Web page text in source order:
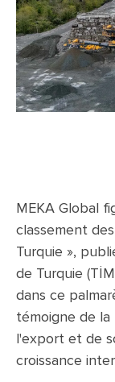
MEKA Global
classement
Turquie »,
de Turquie
dans ce
témoigne de
l'export et de
croissance